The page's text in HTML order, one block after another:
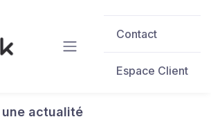
Contact
Espace Client
une actualité